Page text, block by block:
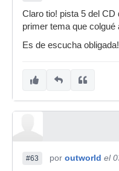
Claro tio! pista 5 del CD
primer tema que colgué
Es de escucha obligada!
#63 por outworld el